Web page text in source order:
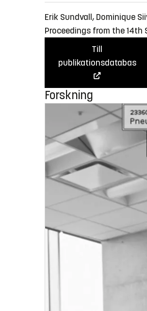
Erik Sundvall, Dominique
Proceedings from the 14th
Till
publikationsdatabas
Forskning